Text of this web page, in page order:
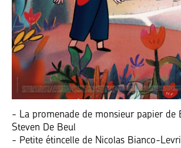
- La promenade de monsieur papier de
Steven De Beul
- Petite étincelle de Nicolas Bianco-